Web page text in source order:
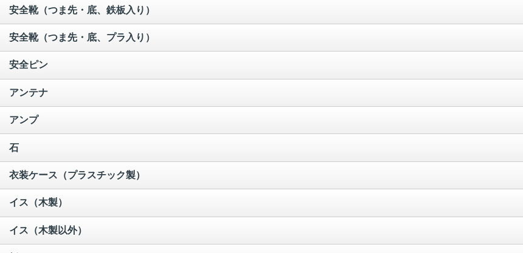
安全靴（つま先・底、鉄板入り）
安全靴（つま先・底、プラ入り）
安全ピン
アンテナ
アンプ
石
衣装ケース（プラスチック製）
イス（木製）
イス（木製以外）